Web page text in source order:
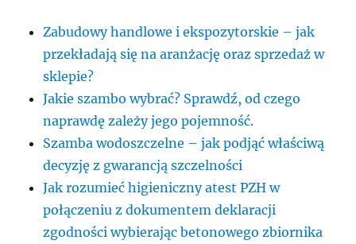
Zabudowy handlowe i ekspozytorskie – jak
przekładają się na aranżację oraz sprzedaż w
sklepie?
Jakie szambo wybrać? Sprawdź, od czego
naprawdę zależy jego pojemność.
Szamba wodoszczelne – jak podjąć właściwą
decyzję z gwarancją szczelności
Jak rozumieć higieniczny atest PZH w
połączeniu z dokumentem deklaracji
zgodności wybierając betonowego zbiornika